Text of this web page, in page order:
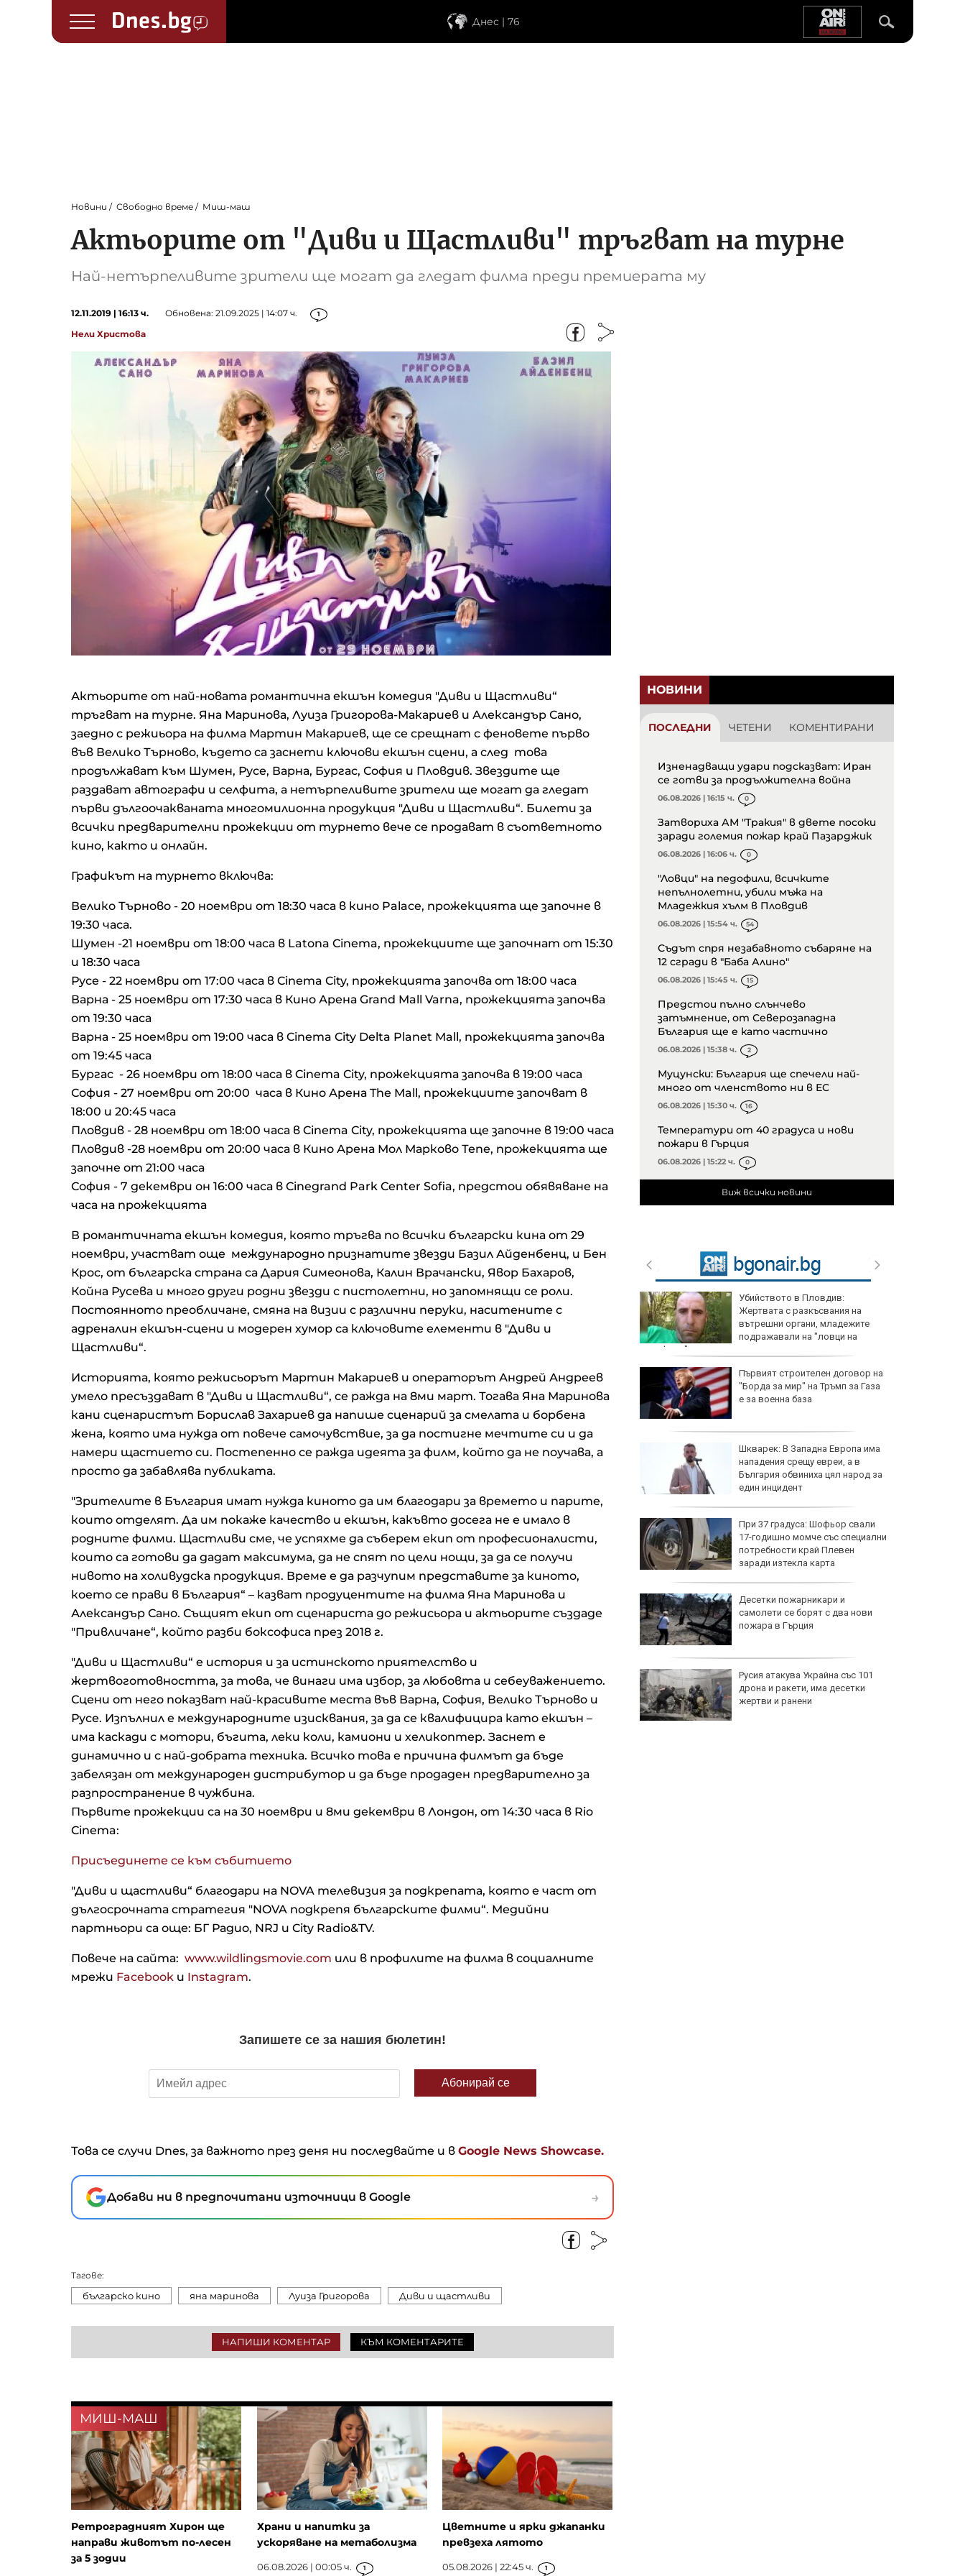
Днес | 76
Новини Свободно време Миш-маш
Актьорите от "Диви и Щастливи" тръгват на турне
Най-нетърпеливите зрители ще могат да гледат филма преди премиерата му
12.11.2019 | 16:13 ч. Обновена: 21.09.2025 | 14:07 ч. 1
Нели Христова
Актьорите от най-новата романтична екшън комедия "Диви и Щастливи“
тръгват на турне. Яна Маринова, Луиза Григорова-Макариев и Александър Сано,
заедно с режиьора на филма Мартин Макариев, ще се срещнат с феновете първо
във Велико Търново, където са заснети ключови екшън сцени, а след това
продължават към Шумен, Русе, Варна, Бургас, София и Пловдив. Звездите ще
раздават автографи и селфита, а нетърпеливите зрители ще могат да гледат
първи дългоочакваната многомилионна продукция "Диви и Щастливи“. Билети за
всички предварителни прожекции от турнето вече се продават в съответното
кино, както и онлайн.
Графикът на турнето включва:
Велико Търново - 20 ноември от 18:30 часа в кино Palace, прожекцията ще започне в
19:30 часа.
Шумен -21 ноември от 18:00 часа в Latona Cinema, прожекциите ще започнат от 15:30
и 18:30 часа
Русе - 22 ноември от 17:00 часа в Cinema City, прожекцията започва от 18:00 часа
Варна - 25 ноември от 17:30 часа в Кино Арена Grand Mall Varna, прожекцията започва
от 19:30 часа
Варна - 25 ноември от 19:00 часа в Cinema City Delta Planet Mall, прожекцията започва
от 19:45 часа
Бургас - 26 ноември от 18:00 часа в Cinema City, прожекцията започва в 19:00 часа
София - 27 ноември от 20:00 часа в Кино Арена The Mall, прожекциите започват в
18:00 и 20:45 часа
Пловдив - 28 ноември от 18:00 часа в Cinema City, прожекцията ще започне в 19:00 часа
Пловдив -28 ноември от 20:00 часа в Кино Арена Мол Марково Тепе, прожекцията ще
започне от 21:00 часа
София - 7 декември он 16:00 часа в Cinegrand Park Center Sofia, предстои обявяване на
часа на прожекцията
В романтичната екшън комедия, която тръгва по всички български кина от 29
ноември, участват още международно признатите звезди Базил Айденбенц, и Бен
Крос, от българска страна са Дария Симеонова, Калин Врачански, Явор Бахаров,
Койна Русева и много други родни звезди с пистолетни, но запомнящи се роли.
Постоянното преобличане, смяна на визии с различни перуки, наситените с
адреналин екшън-сцени и модерен хумор са ключовите елементи в "Диви и
Щастливи“.
Историята, която режисьорът Мартин Макариев и операторът Андрей Андреев
умело пресъздават в "Диви и Щастливи“, се ражда на 8ми март. Тогава Яна Маринова
кани сценаристът Борислав Захариев да напише сценарий за смелата и борбена
жена, която има нужда от повече самочувствие, за да постигне мечтите си и да
намери щастието си. Постепенно се ражда идеята за филм, който да не поучава, а
просто да забавлява публиката.
"Зрителите в България имат нужда киното да им благодари за времето и парите,
които отделят. Да им покаже качество и екшън, какъвто досега не е имало в
родните филми. Щастливи сме, че успяхме да съберем екип от професионалисти,
които са готови да дадат максимума, да не спят по цели нощи, за да се получи
нивото на холивудска продукция. Време е да разчупим представите за киното,
което се прави в България“ – казват продуцентите на филма Яна Маринова и
Александър Сано. Същият екип от сценариста до режисьора и актьорите създаде
"Привличане“, който разби боксофиса през 2018 г.
"Диви и Щастливи“ е история и за истинското приятелство и
жертвоготовността, за това, че винаги има избор, за любовта и себеуважението.
Сцени от него показват най-красивите места във Варна, София, Велико Търново и
Русе. Изпълнил е международните изисквания, за да се квалифицира като екшън –
има каскади с мотори, бъгита, леки коли, камиони и хеликоптер. Заснет е
динамично и с най-добрата техника. Всичко това е причина филмът да бъде
забелязан от международен дистрибутор и да бъде продаден предварително за
разпространение в чужбина.
Първите прожекции са на 30 ноември и 8ми декември в Лондон, от 14:30 часа в Rio
Cinema:
Присъединете се към събитието
"Диви и щастливи“ благодари на NOVA телевизия за подкрепата, която е част от
дългосрочната стратегия "NOVA подкрепя българските филми“. Медийни
партньори са още: БГ Радио, NRJ и City Radio&TV.
Повече на сайта: www.wildlingsmovie.com или в профилите на филма в социалните
мрежи Facebook и Instagram.
Това се случи Dnes, за важното през деня ни последвайте и в Google News Showcase.
Добави ни в предпочитани източници в Google →
Тагове:
българско кино яна маринова Луиза Григорова Диви и щастливи
НАПИШИ КОМЕНТАР КЪМ КОМЕНТАРИТЕ
НОВИНИ
ПОСЛЕДНИ ЧЕТЕНИ КОМЕНТИРАНИ
Изненадващи удари подсказват: Иран
се готви за продължителна война
06.08.2026 | 16:15 ч. 0
Затвориха АМ "Тракия" в двете посоки
заради големия пожар край Пазарджик
06.08.2026 | 16:06 ч. 0
"Ловци" на педофили, всичките
непълнолетни, убили мъжа на
Младежкия хълм в Пловдив
06.08.2026 | 15:54 ч. 54
Съдът спря незабавното събаряне на
12 сгради в "Баба Алино"
06.08.2026 | 15:45 ч. 15
Предстои пълно слънчево
затъмнение, от Северозападна
България ще е като частично
06.08.2026 | 15:38 ч. 2
Муцунски: България ще спечели най-
много от членството ни в ЕС
06.08.2026 | 15:30 ч. 16
Температури от 40 градуса и нови
пожари в Гърция
06.08.2026 | 15:22 ч. 0
Виж всички новини
Последно забелязан в Кореком.
Днес – в JULIANY
Фирмата „Чиста София“ ще чисти
„Слатина“, „Подуяне“ и „Изгрев“
в следващите пет години
Конституционният съд допусна
за разглеждане оспорването на
Компенсациите заради
американските мита помогнаха
печалба
Кевин Уорш трябва да даде
някои обяснения
Мартин Захариев: ЕС ще затегне
правилата за достъп до личните
данни за AI
Убийството в Пловдив:
Жертвата с разкъсвания на
вътрешни органи, младежите
подражавали на "ловци на
педофили"
Първият строителен договор на
"Борда за мир" на Тръмп за Газа
е за военна база
Шкварек: В Западна Европа има
нападения срещу евреи, а в
България обвиниха цял народ за
един инцидент
При 37 градуса: Шофьор свали
17-годишно момче със специални
потребности край Плевен
заради изтекла карта
Десетки пожарникари и
самолети се борят с два нови
пожара в Гърция
Русия атакува Украйна със 101
дрона и ракети, има десетки
жертви и ранени
МИШ-МАШ
Ретроградният Хирон ще
направи животът по-лесен
за 5 зодии
Храни и напитки за
ускоряване на метаболизма
06.08.2026 | 00:05 ч. 1
Цветните и ярки джапанки
превзеха лятото
05.08.2026 | 22:45 ч. 1